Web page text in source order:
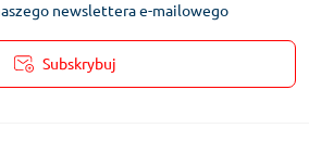
newslettera e-mailowego
Subskrybuj